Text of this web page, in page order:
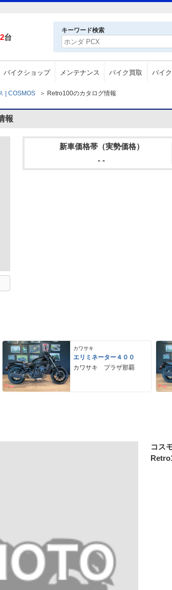
台
キーワード検索
バイクショップ メンテナンス バイク買取 バイ
| COSMOS ＞ Retro100のカタログ情報
報
新車価格帯（実勢価格）
- -
カワサキ
エリミネーター４００
カワサキ プラザ那覇
コス